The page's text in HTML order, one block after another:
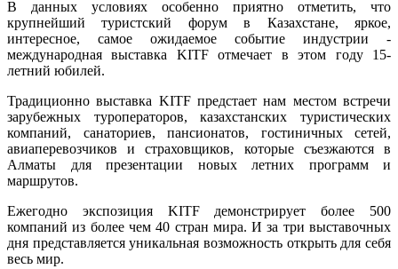
В данных условиях особенно приятно отметить, что
крупнейший туристский форум в Казахстане, яркое,
интересное, самое ожидаемое событие индустрии -
международная выставка KITF отмечает в этом году 15-
летний юбилей.
Традиционно выставка KITF предстает нам местом встречи
зарубежных туроператоров, казахстанских туристических
компаний, санаториев, пансионатов, гостиничных сетей,
авиаперевозчиков и страховщиков, которые съезжаются в
Алматы для презентации новых летних программ и
маршрутов.
Ежегодно экспозиция KITF демонстрирует более 500
компаний из более чем 40 стран мира. И за три выставочных
дня представляется уникальная возможность открыть для себя
весь мир.